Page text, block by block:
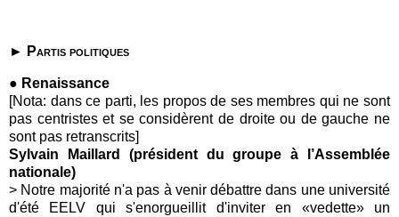
► Partis politiques
● Renaissance
[Nota: dans ce parti, les propos de ses membres qui ne sont
pas centristes et se considèrent de droite ou de gauche ne
sont pas retranscrits]
Sylvain Maillard (président du groupe à l’Assemblée
nationale)
> Notre majorité n'a pas à venir débattre dans une université
d'été EELV qui s'enorgueillit d'inviter en «vedette» un